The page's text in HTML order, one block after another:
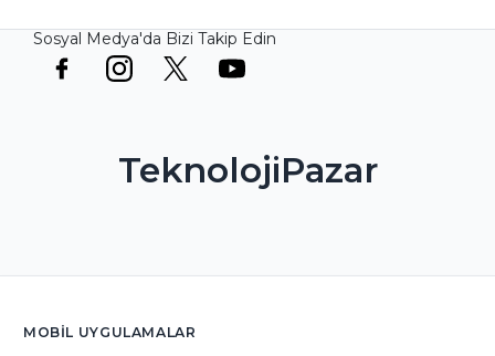
Sosyal Medya'da Bizi Takip Edin
TeknolojiPazar
MOBIL UYGULAMALAR